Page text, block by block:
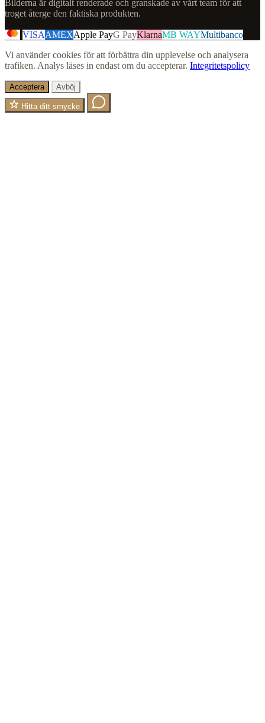
Bilderna är digitalt renderade och granskade av vårt team för att
troget återge den faktiska produkten.
VISAAMEXApple PayG PayKlarnaMB WAYMultibanco
Vi använder cookies för att förbättra din upplevelse och analysera
trafiken. Analys läses in endast om du accepterar. Integritetspolicy
Acceptera Avböj
Hitta ditt smycke